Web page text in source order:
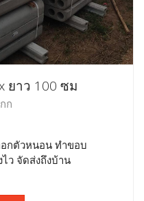
ยาว 100 ซม
ก
กตัวหนอน ทำขอบ
ว จัดส่งถึงบ้าน